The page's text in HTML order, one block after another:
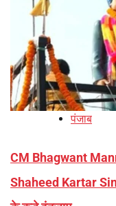
पंजाब
CM Bhagwant
Shaheed Kartar